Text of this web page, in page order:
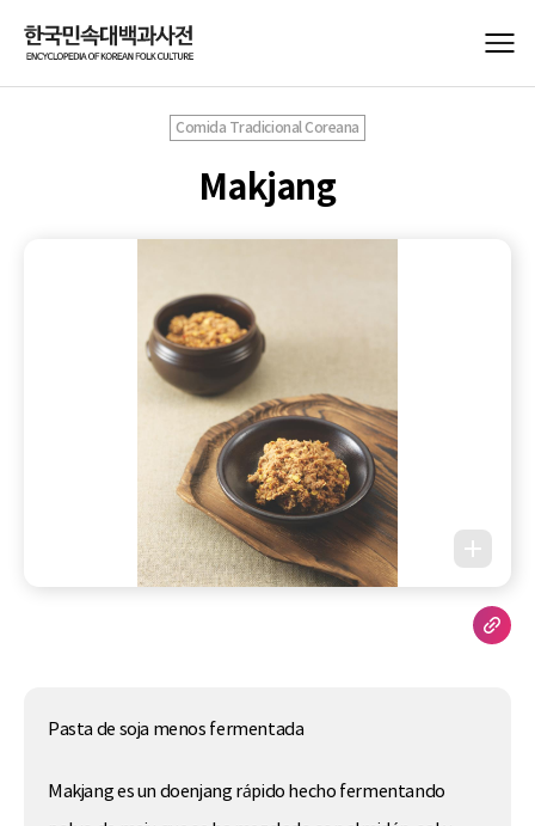
Comida Tradicional Coreana
Makjang
Pasta de soja menos fermentada
Makjang es un doenjang rápido hecho fermentando